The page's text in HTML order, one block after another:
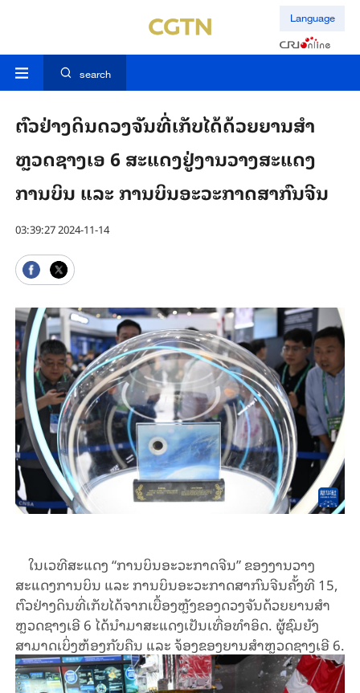
Language
search
ຕົວຢ່າງດິນດວງຈັນທີ່ເກັບໄດ້ດ້ວຍຍານສຳ
ຫຼວດຊາງເອ 6 ສະແດງຢູ່ງານວາງສະແດງ
ການບິນ ແລະ ການບິນອະວະກາດສາກົນຈີນ
03:39:27 2024-11-14
ໃນເວທີສະແດງ “ການບິນອະວະກາດຈີນ” ຂອງງານວາງ
ສະແດງການບິນ ແລະ ການບິນອະວະກາດສາກົນຈີນຄັ້ງທີ 15,
ຕົວຢ່າງດິນທີ່ເກັບໄດ້ຈາກເບື້ອງຫຼັງຂອງດວງຈັນດ້ວຍຍານສຳ
ຫຼວດຊາງເອີ 6 ໄດ້ນຳມາສະແດງເປັນເທື່ອທຳອິດ. ຜູ້ຊົມຍັງ
ສາມາດເບິ່ງຫ້ອງກັບຄືນ ແລະ ຈ້ອງຂອງຍານສຳຫຼວດຊາງເອີ 6.